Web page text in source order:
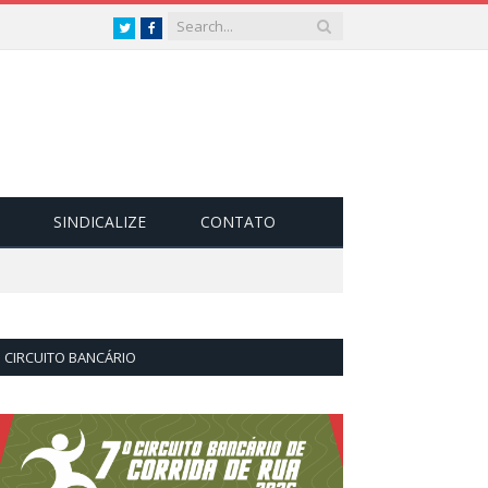
TwitterFacebook
SINDICALIZE CONTATO
CIRCUITO BANCÁRIO